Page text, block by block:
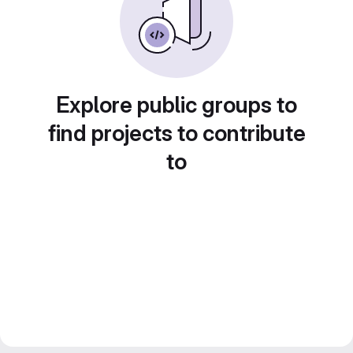
Explore public groups to
find projects to contribute
to